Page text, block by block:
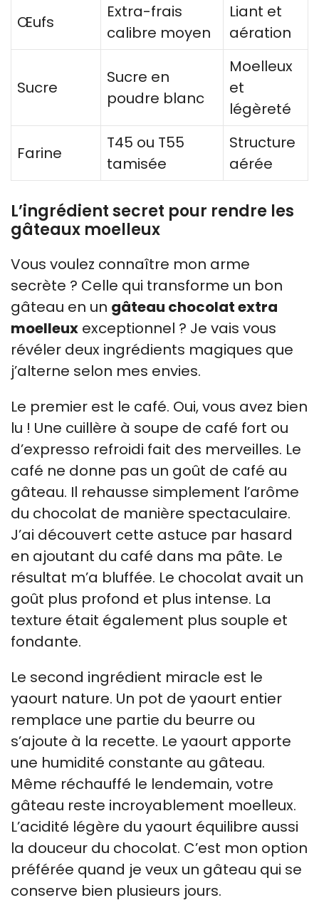
Œufs
Extra-frais
calibre moyen
Liant et
aération
Sucre
Sucre en
poudre blanc
Moelleux
et
légèreté
Farine
T45 ou T55
tamisée
Structure
aérée
L’ingrédient secret pour rendre les
gâteaux moelleux
Vous voulez connaître mon arme
secrète ? Celle qui transforme un bon
gâteau en un gâteau chocolat extra
moelleux exceptionnel ? Je vais vous
révéler deux ingrédients magiques que
j’alterne selon mes envies.
Le premier est le café. Oui, vous avez bien
lu ! Une cuillère à soupe de café fort ou
d’expresso refroidi fait des merveilles. Le
café ne donne pas un goût de café au
gâteau. Il rehausse simplement l’arôme
du chocolat de manière spectaculaire.
J’ai découvert cette astuce par hasard
en ajoutant du café dans ma pâte. Le
résultat m’a bluffée. Le chocolat avait un
goût plus profond et plus intense. La
texture était également plus souple et
fondante.
Le second ingrédient miracle est le
yaourt nature. Un pot de yaourt entier
remplace une partie du beurre ou
s’ajoute à la recette. Le yaourt apporte
une humidité constante au gâteau.
Même réchauffé le lendemain, votre
gâteau reste incroyablement moelleux.
L’acidité légère du yaourt équilibre aussi
la douceur du chocolat. C’est mon option
préférée quand je veux un gâteau qui se
conserve bien plusieurs jours.